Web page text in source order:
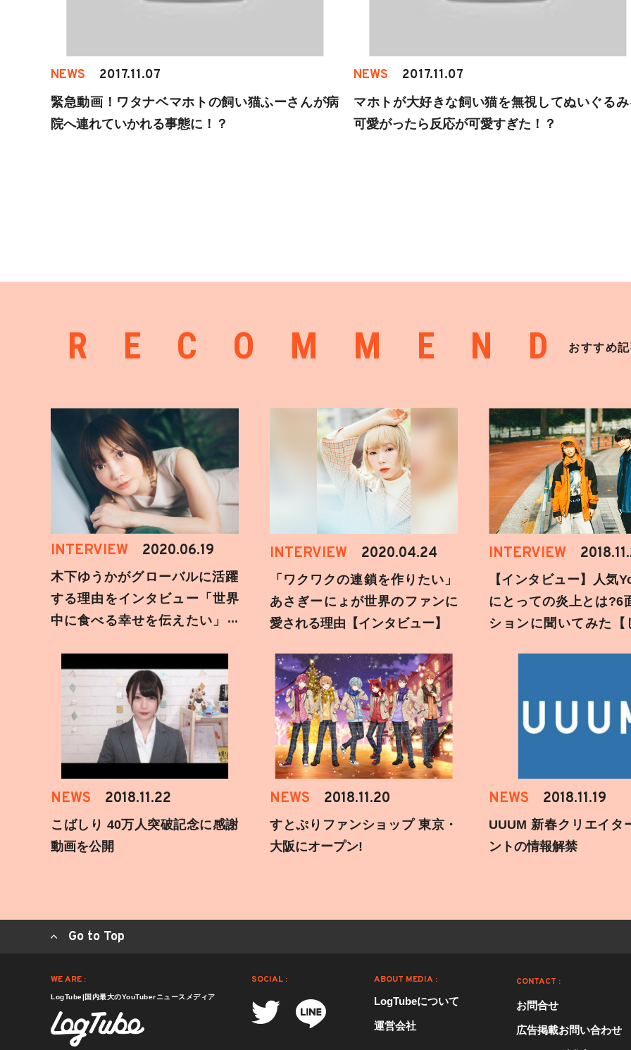
NEWS 2017.11.07
緊急動画！ワタナベマホトの飼い猫ふーさんが病
院へ連れていかれる事態に！？
NEWS 2017.11.07
マホトが大好きな飼い猫を無視してぬいぐる
可愛がったら反応が可愛すぎた！？
RECOMMENDおすすめ
INTERVIEW 2020.06.19
木下ゆうかがグローバルに活躍
する理由をインタビュー「世界
中に食べる幸せを伝えたい」新
INTERVIEW 2020.04.24
「ワクワクの連鎖を作りたい」
あさぎーにょが世界のファンに
愛される理由【インタビュー】
INTERVIEW
【インタビュー】人気
にとっての炎上とは?6
ションに聞いてみた【
NEWS 2018.11.22
こばしり 40万人突破記念に感謝
動画を公開
NEWS 2018.11.20
すとぷりファンショップ 東京・
大阪にオープン!
NEWS 2018.11.19
UUUM 新春クリエイタ
ントの情報解禁
Go to Top
WE ARE :
LogTube|国内最大のYouTuberニュースメディア
SOCIAL : ABOUT MEDIA :
LogTubeについて
運営会社
CONTACT :
お問合せ
広告掲載お問い合わせ